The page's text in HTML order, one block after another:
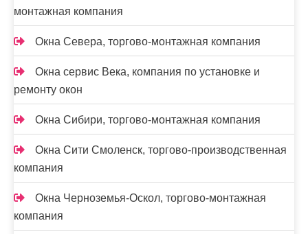
монтажная компания
Окна Севера, торгово-монтажная компания
Окна сервис Века, компания по установке и
ремонту окон
Окна Сибири, торгово-монтажная компания
Окна Сити Смоленск, торгово-производственная
компания
Окна Черноземья-Оскол, торгово-монтажная
компания